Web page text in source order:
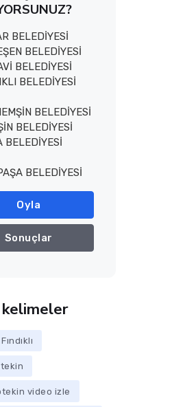
BELEDİYESİ
BELEDİYESİ
BELEDİYESİ
BELEDİYESİ
BELEDİYESİ
BELEDİYESİ
BELEDİYESİ
BELEDİYESİ
Oyla
Sonuçlar
Fındıklı
video izle